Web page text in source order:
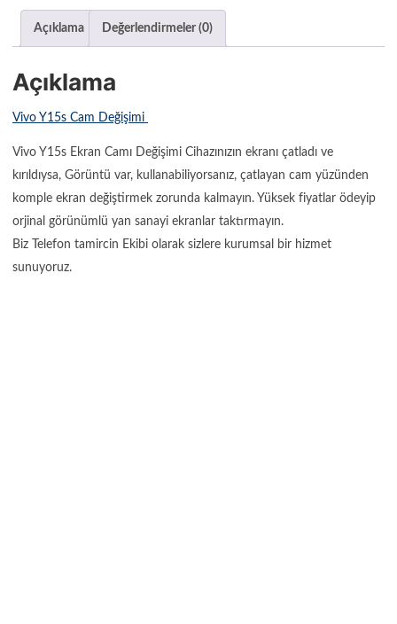
Açıklama Değerlendirmeler (0)
Açıklama
Vivo Y15s Cam Değişimi
Vivo Y15s Ekran Camı Değişimi Cihazınızın ekranı çatladı ve
kırıldıysa, Görüntü var, kullanabiliyorsanız, çatlayan cam yüzünden
komple ekran değiştirmek zorunda kalmayın. Yüksek fiyatlar ödeyip
orjinal görünümlü yan sanayi ekranlar taktırmayın.
Biz Telefon tamircin Ekibi olarak sizlere kurumsal bir hizmet
sunuyoruz.